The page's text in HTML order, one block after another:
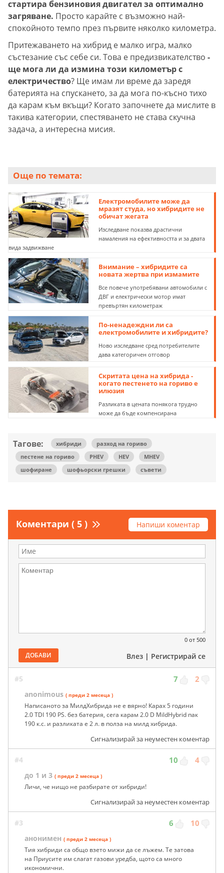
стартира бензиновия двигател за оптимално
загряване. Просто карайте с възможно най-
спокойното темпо през първите няколко километра.
Притежаването на хибрид е малко игра, малко
състезание със себе си. Това е предизвикателство -
ще мога ли да измина този километър с
електричество? Ще имам ли време да заредя
батерията на спускането, за да мога по-късно тихо
да карам към вкъщи? Когато започнете да мислите в
такива категории, спестяването не става скучна
задача, а интересна мисия.
Още по темата:
Електромобилите може да
мразят студа, но хибридите не
обичат жегата
Изследване показва драстични
намаления на ефективността и за двата
вида задвижване
Внимание – хибридите са
новата жертва при измамите
Все повече употребявани автомобили с
ДВГ и електрически мотор имат
превъртян километраж
По-ненадеждни ли са
електромобилите и хибридите?
Ново изследване сред потребителите
дава категоричен отговор
Скритата цена на хибрида -
когато пестенето на гориво е
илюзия
Разликата в цената понякога трудно
може да бъде компенсирана
Тагове: хибриди
разход на гориво
пестене на гориво
PHEV HEV
MHEV
шофиране
шофьорски грешки съвети
Коментари ( 5 ) Напиши коментар
0 от 500
ДОБАВИ Влез | Регистрирай се
#5 7 2
anonimous ( преди 2 месеца )
Написаното за МилдХибрида не е вярно! Карах 5 години
2.0 TDI 190 PS. без батерия, сега карам 2.0 D MildHybrid пак
190 к.с. и разликата е 2 л. в полза на милд хибрида.
Сигнализирай за неуместен коментар
#4 10 4
до 1 и 3 ( преди 2 месеца )
Личи, че нищо не разбирате от хибриди!
Сигнализирай за неуместен коментар
#3 6 10
анонимен ( преди 2 месеца )
Тия хибриди са общо взето мижи да се лъжем. Те затова
на Приусите им слагат газови уредба, щото са много
икономични.